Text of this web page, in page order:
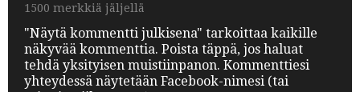
1500 merkkiä jäljellä
"Näytä kommentti julkisena" tarkoittaa kaikille
näkyvää kommenttia. Poista täppä, jos haluat
tehdä yksityisen muistiinpanon. Kommenttiesi
yhteydessä näytetään Facebook-nimesi (tai